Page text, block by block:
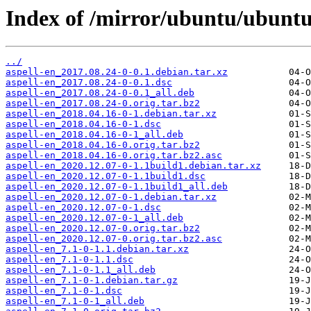
Index of /mirror/ubuntu/
../
aspell-en_2017.08.24-0-0.1.debian.tar.xz
aspell-en_2017.08.24-0-0.1.dsc
aspell-en_2017.08.24-0-0.1_all.deb
aspell-en_2017.08.24-0.orig.tar.bz2
aspell-en_2018.04.16-0-1.debian.tar.xz
aspell-en_2018.04.16-0-1.dsc
aspell-en_2018.04.16-0-1_all.deb
aspell-en_2018.04.16-0.orig.tar.bz2
aspell-en_2018.04.16-0.orig.tar.bz2.asc
aspell-en_2020.12.07-0-1.1build1.debian.tar.xz
aspell-en_2020.12.07-0-1.1build1.dsc
aspell-en_2020.12.07-0-1.1build1_all.deb
aspell-en_2020.12.07-0-1.debian.tar.xz
aspell-en_2020.12.07-0-1.dsc
aspell-en_2020.12.07-0-1_all.deb
aspell-en_2020.12.07-0.orig.tar.bz2
aspell-en_2020.12.07-0.orig.tar.bz2.asc
aspell-en_7.1-0-1.1.debian.tar.xz
aspell-en_7.1-0-1.1.dsc
aspell-en_7.1-0-1.1_all.deb
aspell-en_7.1-0-1.debian.tar.gz
aspell-en_7.1-0-1.dsc
aspell-en_7.1-0-1_all.deb